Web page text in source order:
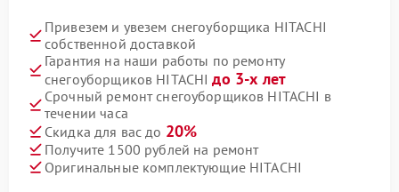
Привезем и увезем снегоуборщика HITACHI
собственной доставкой
Гарантия на наши работы по ремонту
снегоуборщиков HITACHIдо 3-х лет
Срочный ремонт снегоуборщиков HITACHI в
течении часа
Скидка для вас до 20%
Получите 1500 рублей на ремонт
Оригинальные комплектующие HITACHI